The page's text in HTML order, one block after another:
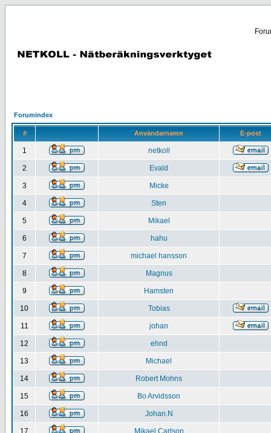
Forumindex
# Användarnamn E-post
1 netkoll
2 Evald
3 Micke
4 Sten
5 Mikael
6 hahu
7 michael hansson
8 Magnus
9 Hamsten
10 Tobias
11 johan
12 ehnd
13 Michael
14 Robert Mohns
15 Bo Arvidsson
16 Johan.N
17 Mikael Carlson